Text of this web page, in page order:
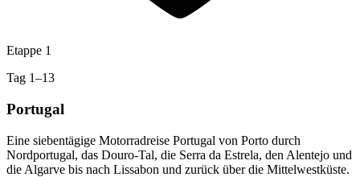
Etappe 1
Tag 1–13
Portugal
Eine siebentägige Motorradreise Portugal von Porto durch
Nordportugal, das Douro-Tal, die Serra da Estrela, den Alentejo und
die Algarve bis nach Lissabon und zurück über die Mittelwestküste.